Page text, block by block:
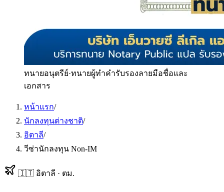
ทนายอนุตรีย์·ทนายผู้ทำคำรับรองลายมือชื่อและ
เอกสาร
หน้าแรก/
นักลงทุนต่างชาติ/
อิตาลี/
วีซ่านักลงทุน Non-IM
🇮🇹 อิตาลี · ตม.